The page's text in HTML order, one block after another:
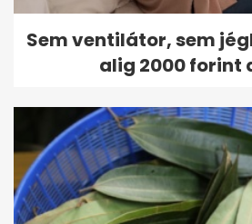
Sem ventilátor, sem
alig 2000 forint